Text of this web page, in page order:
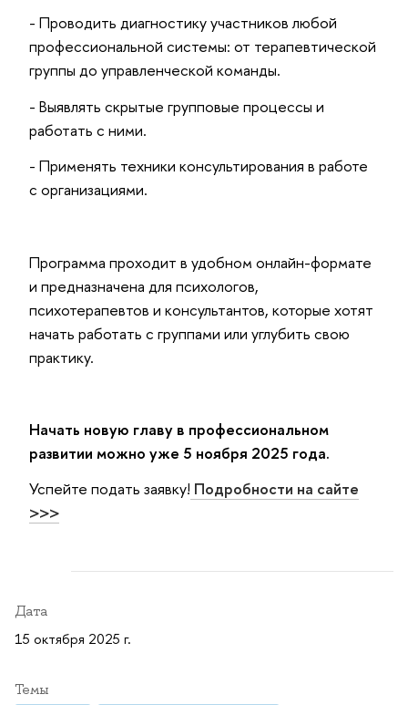
- Проводить диагностику участников любой
профессиональной системы: от терапевтической
группы до управленческой команды.
- Выявлять скрытые групповые процессы и
работать с ними.
- Применять техники консультирования в работе
с организациями.
Программа проходит в удобном онлайн-формате
и предназначена для психологов,
психотерапевтов и консультантов, которые хотят
начать работать с группами или углубить свою
практику.
Начать новую главу в профессиональном
развитии можно уже 5 ноября 2025 года.
Успейте подать заявку! Подробности на сайте
>>>
Дата
15 октября 2025 г.
Темы